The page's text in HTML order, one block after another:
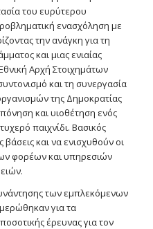
του ευρύτερου
ενασχόληση με
την ανάγκη για τη
και μιας ενιαίας
Αρχή Στοιχημάτων
και τη συνεργασία
της Δημοκρατίας
και υιοθέτηση ενός
παιχνίδι. Βασικός
βάσεις και να ενισχυθούν οι
φορέων και υπηρεσιών
των εμπλεκόμενων
για τα
έρευνας για τον